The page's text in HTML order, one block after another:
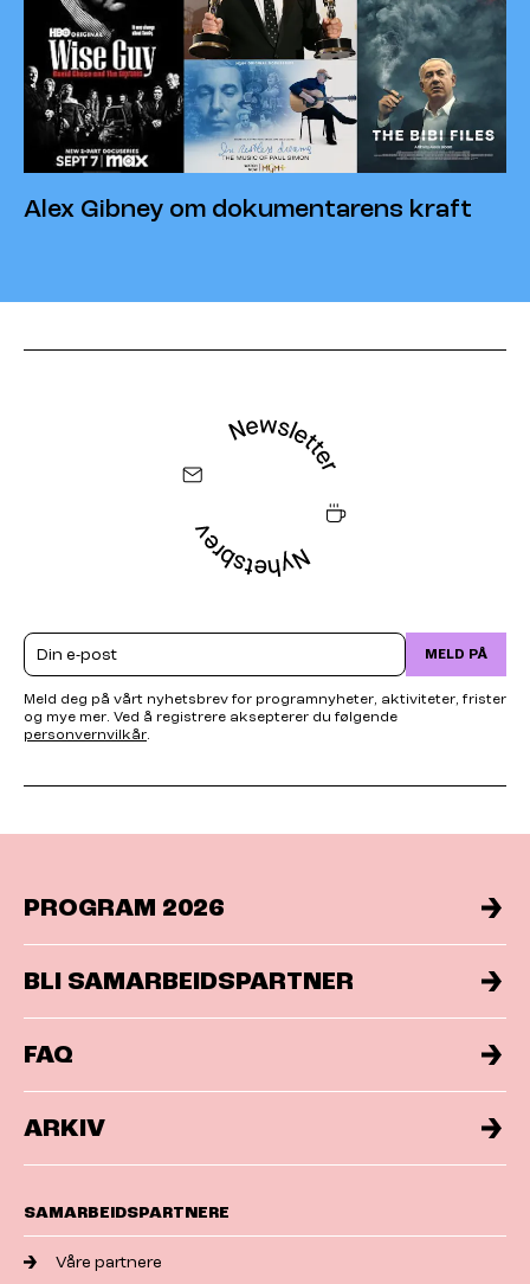
Alex Gibney om dokumentarens kraft
Email MELD PÅ
Meld deg på vårt nyhetsbrev for programnyheter, aktiviteter, frister
og mye mer. Ved å registrere aksepterer du følgende
personvernvilkår.
PROGRAM 2026
BLI SAMARBEIDSPARTNER
FAQ
ARKIV
SAMARBEIDSPARTNERE
Våre partnere